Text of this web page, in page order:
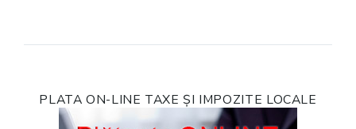
PLATA ON-LINE TAXE ȘI IMPOZITE LOCALE